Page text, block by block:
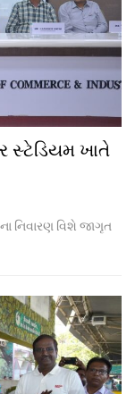
સ્ટેડિયમ ખાતે
નિવારણ વિશે જાગૃત